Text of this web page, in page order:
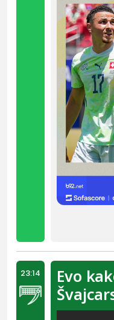
23:14
Evo